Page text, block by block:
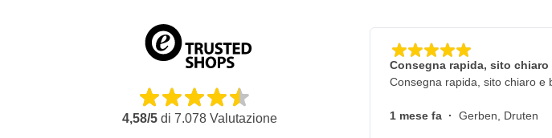
4,58/5di 7.078Valutazione
Consegna rapida, sito chiaro
Consegna rapida, sito chiaro e
1 mese fa · Gerben, Druten